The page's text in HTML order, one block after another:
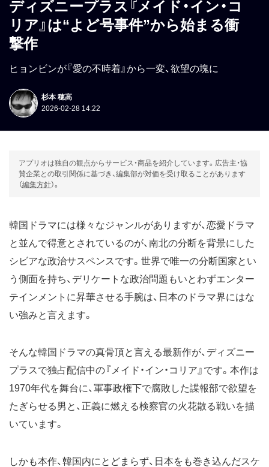
ディズニープラス『メイド・イン・コ
リア』は“よど号事件”から始まる衝
撃作
ヒョンビンが『愛の不時着』から一変、欲望の塊に
杉本 穂高
2026-02-28 14:22
アプリオは独自の観点からサービス・商品を紹介しています。広告主・協
賛企業との取引関係に基づき、編集部が対価を受け取ることがあります
（編集方針）。
韓国ドラマには様々なジャンルがありますが、恋愛ドラマ
と並んで得意とされているのが、南北の分断を背景にした
シビアな政治サスペンスです。世界で唯一の分断国家とい
う側面を持ち、デリケートな政治問題もいとわずエンター
テインメントに昇華させる手腕は、日本のドラマ界にはな
い強みと言えます。
そんな韓国ドラマの真骨頂と言える最新作が、ディズニー
プラスで独占配信中の『メイド・イン・コリア』です。本作は
1970年代を舞台に、軍事政権下で腐敗した諜報部で欲望を
たぎらせる男と、正義に燃える検察官の火花散る戦いを描
いています。
しかも本作、韓国内にとどまらず、日本をも巻き込んだスケ